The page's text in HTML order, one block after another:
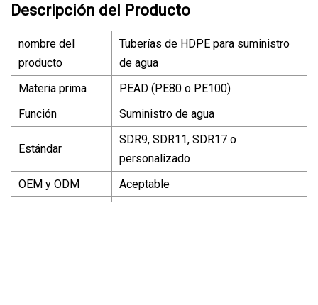
Descripción del Producto
nombre del
producto
Tuberías de HDPE para suministro
de agua
Materia prima
PEAD (PE80 o PE100)
Función
Suministro de agua
Estándar
SDR9, SDR11, SDR17 o
personalizado
OEM y ODM
Aceptable